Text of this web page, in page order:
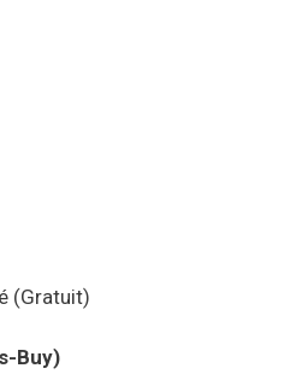
(Gratuit)
Buy)